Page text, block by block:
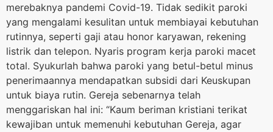
merebaknya pandemi Covid-19. Tidak sedikit paroki
yang mengalami kesulitan untuk membiayai kebutuhan
rutinnya, seperti gaji atau honor karyawan, rekening
listrik dan telepon. Nyaris program kerja paroki macet
total. Syukurlah bahwa paroki yang betul-betul minus
penerimaannya mendapatkan subsidi dari Keuskupan
untuk biaya rutin. Gereja sebenarnya telah
menggariskan hal ini: “Kaum beriman kristiani terikat
kewajiban untuk memenuhi kebutuhan Gereja, agar